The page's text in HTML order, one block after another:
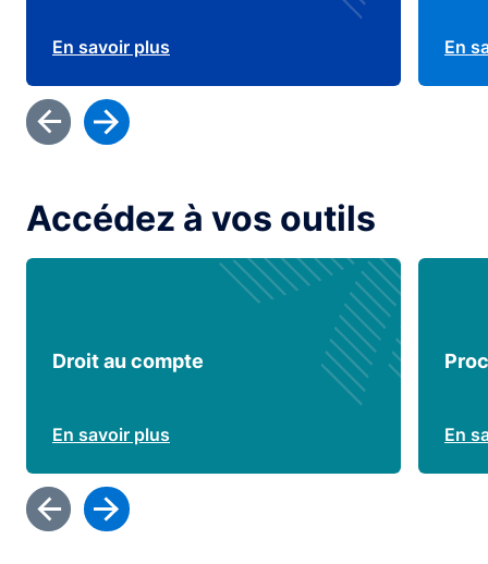
En savoir plus En
Accédez à vos outils
Droit au compte
En savoir plus En